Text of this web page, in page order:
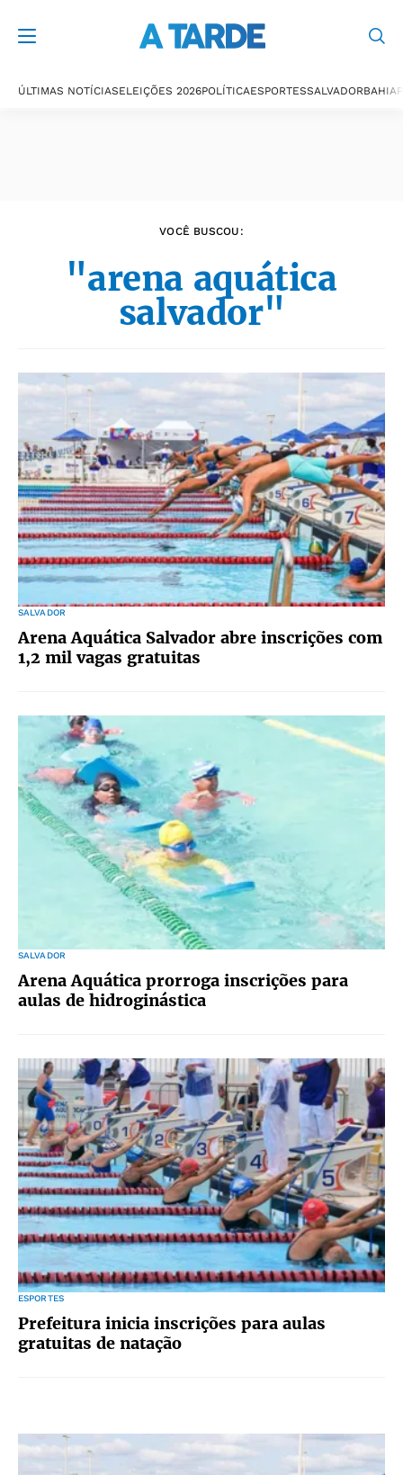
ÚLTIMAS NOTÍCIASELEIÇÕES 2026POLÍTICAESPORTESSALVADORBAHIA
VOCÊ BUSCOU:
"arena aquática
salvador"
SALVADOR
Arena Aquática Salvador abre inscrições com
1,2 mil vagas gratuitas
SALVADOR
Arena Aquática prorroga inscrições para
aulas de hidroginástica
ESPORTES
Prefeitura inicia inscrições para aulas
gratuitas de natação